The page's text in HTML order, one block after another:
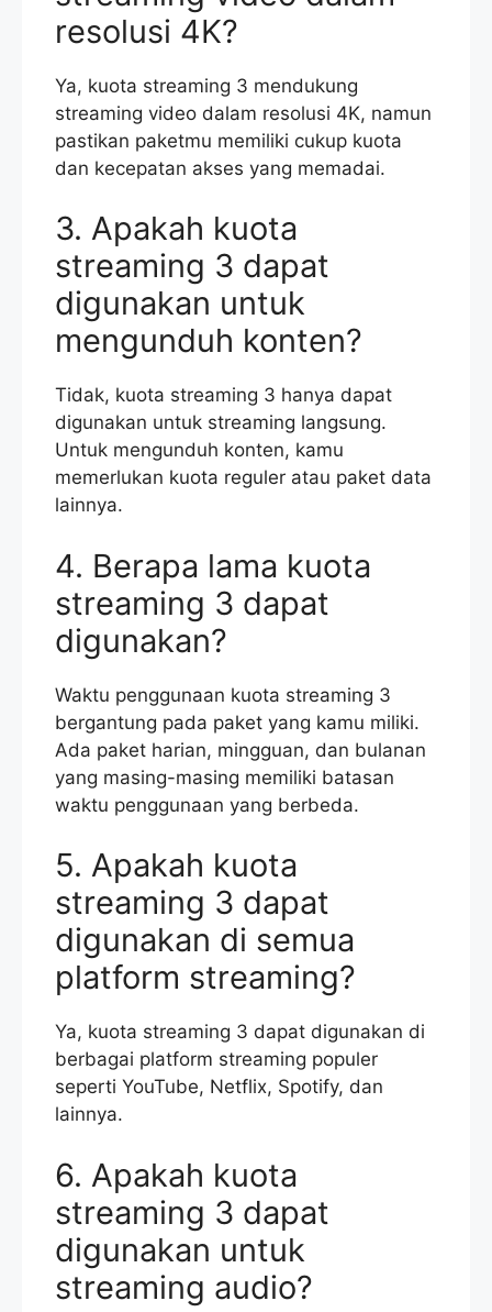
resolusi 4K?
Ya, kuota streaming 3 mendukung
streaming video dalam resolusi 4K, namun
pastikan paketmu memiliki cukup kuota
dan kecepatan akses yang memadai.
3. Apakah kuota
streaming 3 dapat
digunakan untuk
mengunduh konten?
Tidak, kuota streaming 3 hanya dapat
digunakan untuk streaming langsung.
Untuk mengunduh konten, kamu
memerlukan kuota reguler atau paket data
lainnya.
4. Berapa lama kuota
streaming 3 dapat
digunakan?
Waktu penggunaan kuota streaming 3
bergantung pada paket yang kamu miliki.
Ada paket harian, mingguan, dan bulanan
yang masing-masing memiliki batasan
waktu penggunaan yang berbeda.
5. Apakah kuota
streaming 3 dapat
digunakan di semua
platform streaming?
Ya, kuota streaming 3 dapat digunakan di
berbagai platform streaming populer
seperti YouTube, Netflix, Spotify, dan
lainnya.
6. Apakah kuota
streaming 3 dapat
digunakan untuk
streaming audio?